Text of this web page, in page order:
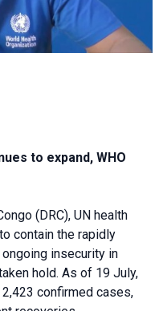
to expand, WHO
(DRC), UN health
contain the rapidly
insecurity in
hold. As of 19 July,
confirmed cases,